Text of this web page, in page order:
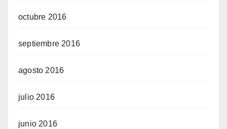
octubre 2016
septiembre 2016
agosto 2016
julio 2016
junio 2016